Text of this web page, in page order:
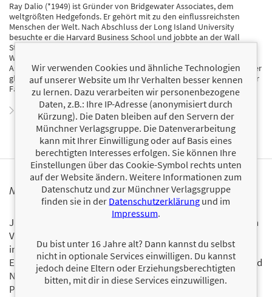
Ray Dalio (*1949) ist Gründer von Bridgewater Associates, dem
weltgrößten Hedgefonds. Er gehört mit zu den einflussreichsten
Menschen der Welt. Nach Abschluss der Long Island University
besuchte er die Harvard Business School und jobbte an der Wall
Street. 1975, im Alter von 26 Jahren, gründete Dalio in seiner kleinen
Wohnung in Manhattan seinen eigenen Hedgefonds – Bridgewater
Associates war geboren. 2011 schloss er sich The Giving Pledge an, der
globalen Spendenaktion von Bill Gates und Warren Buffett. Mit seiner
Familie lebt er in Connecticut.
Zum Profil von Ray Dalio
NEWSLETTER FINANZBUCH VERLAG
Ja, ich will mit dem kostenlosen Newsletter des FinanzBuch
Verlags über die aktuellen Trends im Finanzbereich
informiert bleiben.
Einmal pro Monat landen die aktuellsten Entwicklungen und
Neuerscheinungen via Newsletter direkt in Ihrem E-Mail-
Postfach.
Bestellen Sie jetzt den FBV-Newsletter!
Wir verwenden Cookies und ähnliche Technologien
auf unserer Website um Ihr Verhalten besser kennen
zu lernen. Dazu verarbeiten wir personenbezogene
Daten, z.B.: Ihre IP-Adresse (anonymisiert durch
Kürzung). Die Daten bleiben auf den Servern der
Münchner Verlagsgruppe. Die Datenverarbeitung
kann mit Ihrer Einwilligung oder auf Basis eines
berechtigten Interesses erfolgen. Sie können Ihre
Einstellungen über das Cookie-Symbol rechts unten
auf der Website ändern. Weitere Informationen zum
Datenschutz und zur Münchner Verlagsgruppe
finden sie in der Datenschutzerklärung und im
Impressum.
Du bist unter 16 Jahre alt? Dann kannst du selbst
nicht in optionale Services einwilligen. Du kannst
jedoch deine Eltern oder Erziehungsberechtigten
bitten, mit dir in diese Services einzuwilligen.